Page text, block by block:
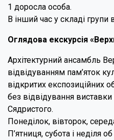
1 доросла особа.
В інший час у складі групи
Оглядова екскурсія
Архітектурний ансамбль
відвідуванням пам’яток
відкритих експозиційних
без відвідування
Сядристого.
Понеділок, вівторок,
П’ятниця, субота і неділя